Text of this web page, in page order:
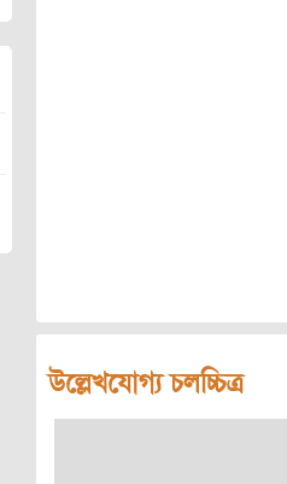
উল্লেখযোগ্য চলচ্চিত্র